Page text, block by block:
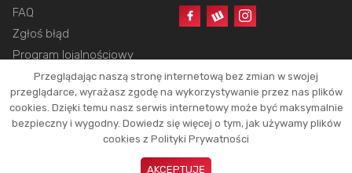
FAQ
Zgłoś błąd
Program lojalnościowy
Copyright © 2026 HotShops.pl - Wszelkie prawa zastrzeżone.
Jako partnerzy możemy otrzymać prowizję za dokonanie zakupów z naszych
linków. Dzięki temu jesteśmy w stanie utrzymać działanie naszego portalu.
Okazje oraz ich atrakcyjność zależą tylko i wyłącznie od naszych
Przeglądając naszą stronę internetową bez zmian w swojej
przeglądarce, wyrażasz zgodę na wykorzystywanie przez nas plików
cookies. Dzięki temu nasz serwis internetowy może być maksymalnie
bezpieczny i wygodny. Dowiedz się więcej o tym, jak używamy plików
cookies z Polityki Prywatności
AKCEPTUJĘ